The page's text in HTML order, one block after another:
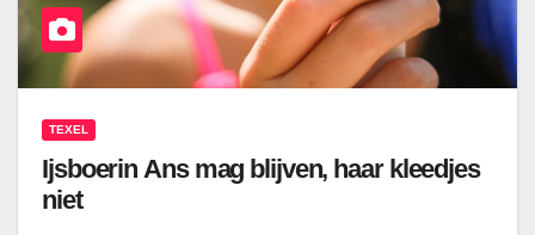
TEXEL
Ijsboerin Ans mag blijven, haar kleedjes
niet